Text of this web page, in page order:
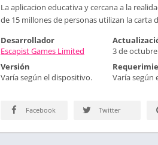
La aplicacion educativa y cercana a la
de 15 millones de personas utilizan la carta
Desarrollador
Escapist Games Limited
3 de
Versión
Varía según el dispositivo.
Varía según
Facebook Twitter